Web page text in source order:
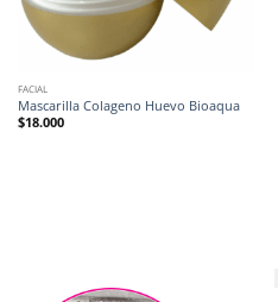
FACIAL
Mascarilla Colageno Huevo Bioaqua
$18.000